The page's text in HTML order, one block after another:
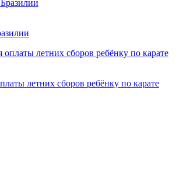
летних сборов ребёнку по карате